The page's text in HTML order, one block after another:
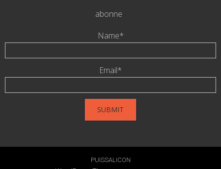
abonne
Name*
Email*
PUISSALICON